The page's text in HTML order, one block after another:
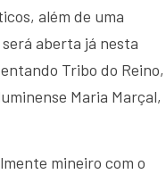
além de uma
aberta já nesta
Tribo do Reino,
Maria Marçal,
mineiro com o